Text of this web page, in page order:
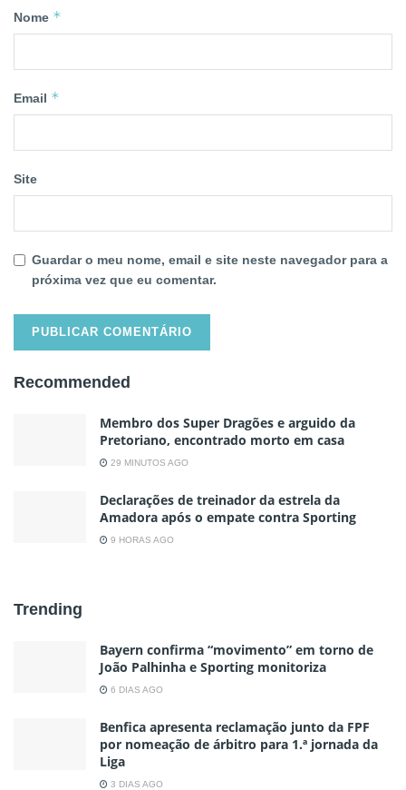
Nome *
Email *
Site
Guardar o meu nome, email e site neste navegador para a
próxima vez que eu comentar.
Recommended
Membro dos Super Dragões e arguido da
Pretoriano, encontrado morto em casa
29 MINUTOS AGO
Declarações de treinador da estrela da
Amadora após o empate contra Sporting
9 HORAS AGO
Trending
Bayern confirma “movimento” em torno de
João Palhinha e Sporting monitoriza
6 DIAS AGO
Benfica apresenta reclamação junto da FPF
por nomeação de árbitro para 1.ª jornada da
Liga
3 DIAS AGO